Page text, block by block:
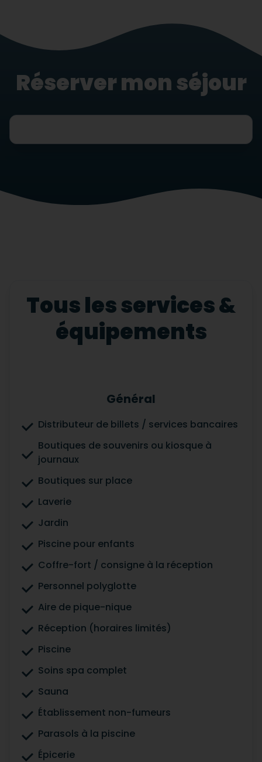
Réserver mon séjour
Tous les services &
équipements
Général
Distributeur de billets / services bancaires
Boutiques de souvenirs ou kiosque à
journaux
Boutiques sur place
Laverie
Jardin
Piscine pour enfants
Coffre-fort / consigne à la réception
Personnel polyglotte
Aire de pique-nique
Réception (horaires limités)
Piscine
Soins spa complet
Sauna
Établissement non-fumeurs
Parasols à la piscine
Épicerie